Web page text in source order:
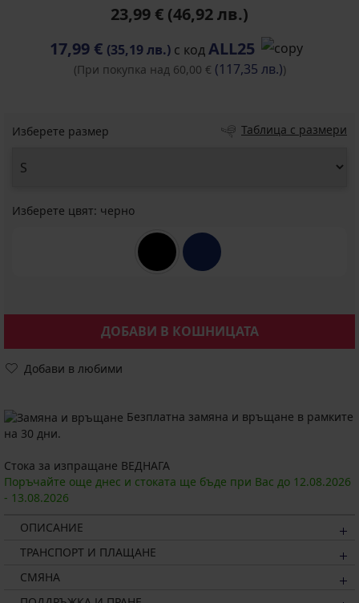
23,99 € (46,92 лв.)
17,99 € (35,19 лв.) с кодALL25
(При покупка над 60,00 € (117,35 лв.))
Изберете размер Таблица с размери
Изберете цвят: черно
ДОБАВИ В КОШНИЦАТА
Добави в любими
Безплатна замяна и връщане в рамките
на 30 дни.
Стока за изпращане ВЕДНАГА
Поръчайте още днес и стоката ще бъде при Вас до 12.08.2026
- 13.08.2026
ОПИСАНИЕ
ТРАНСПОРТ И ПЛАЩАНЕ
СМЯНА